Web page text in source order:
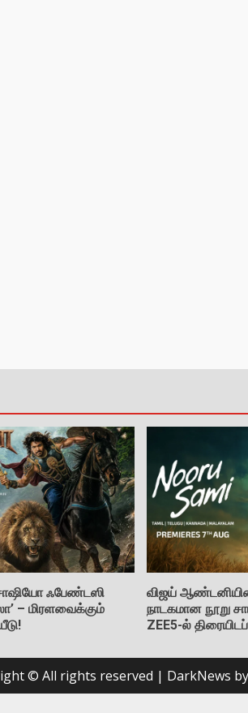
ஃபேண்டஸி
– மிரளவைக்கும்
விஜய் ஆண்டனியின்
நாடகமான நூறு
ZEE5-ல்
© All rights reserved | DarkNews